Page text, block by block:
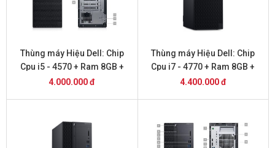
Thùng máy Hiệu Dell: Chip
Cpu i5 - 4570 + Ram 8GB +
SSD 256 GB
4.000.000 đ
Thùng máy Hiệu Dell: Chip
Cpu i7 - 4770 + Ram 8GB +
SSD 256 GB
4.400.000 đ